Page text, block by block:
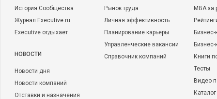
История Сообщества
Журнал Executive.ru
Executive отдыхает
НОВОСТИ
Новости дня
Новости компаний
Отставки и назначения
Рынок труда
Личная эффективность
Планирование карьеры
Управленческие вакансии
Справочник компаний
MBA
Бизнес-
Книги
Тесты
Видео